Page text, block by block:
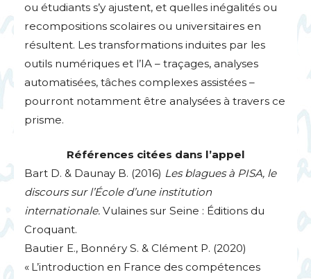
ou étudiants s’y ajustent, et quelles inégalités ou
recompositions scolaires ou universitaires en
résultent. Les transformations induites par les
outils numériques et l’IA – traçages, analyses
automatisées, tâches complexes assistées –
pourront notamment être analysées à travers ce
prisme.
Références citées dans l’appel
Bart D. & Daunay B. (2016) Les blagues à PISA, le
discours sur l’École d’une institution
internationale. Vulaines sur Seine : Éditions du
Croquant.
Bautier E., Bonnéry S. & Clément P. (2020)
« L’introduction en France des compétences